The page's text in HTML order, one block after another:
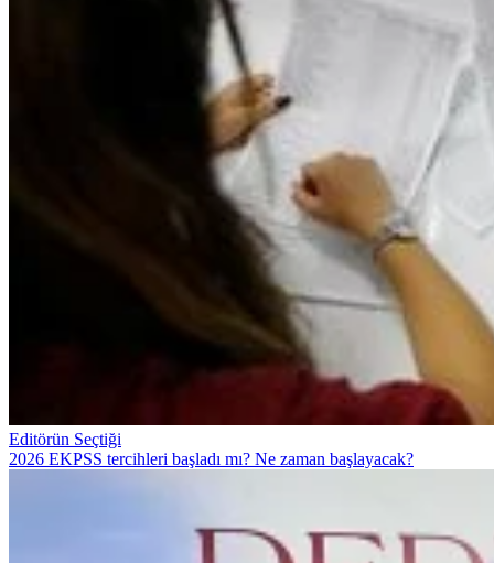
Editörün Seçtiği
2026 EKPSS tercihleri başladı mı? Ne zaman başlayacak?